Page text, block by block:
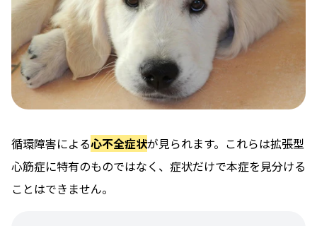
循環障害による心不全症状が見られます。これらは拡張型
心筋症に特有のものではなく、症状だけで本症を見分ける
ことはできません。